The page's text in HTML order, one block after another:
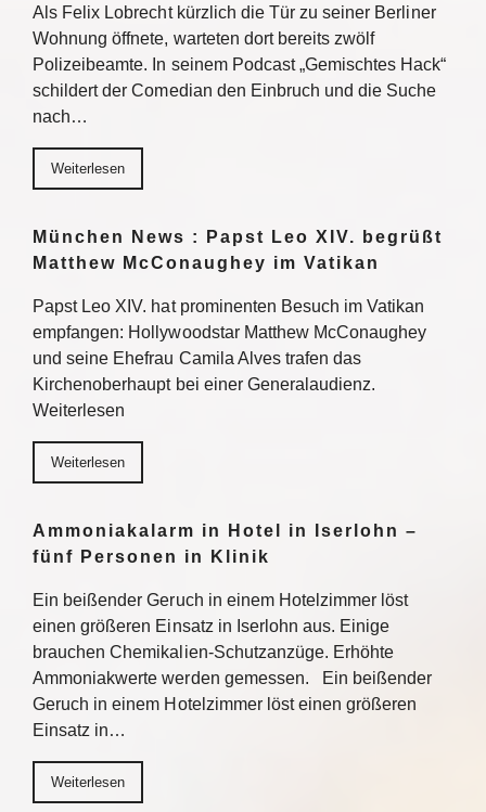
Als Felix Lobrecht kürzlich die Tür zu seiner Berliner
Wohnung öffnete, warteten dort bereits zwölf
Polizeibeamte. In seinem Podcast „Gemischtes Hack“
schildert der Comedian den Einbruch und die Suche
nach…
Weiterlesen
München News : Papst Leo XIV. begrüßt
Matthew McConaughey im Vatikan
Papst Leo XIV. hat prominenten Besuch im Vatikan
empfangen: Hollywoodstar Matthew McConaughey
und seine Ehefrau Camila Alves trafen das
Kirchenoberhaupt bei einer Generalaudienz.
Weiterlesen
Weiterlesen
Ammoniakalarm in Hotel in Iserlohn –
fünf Personen in Klinik
Ein beißender Geruch in einem Hotelzimmer löst
einen größeren Einsatz in Iserlohn aus. Einige
brauchen Chemikalien-Schutzanzüge. Erhöhte
Ammoniakwerte werden gemessen. Ein beißender
Geruch in einem Hotelzimmer löst einen größeren
Einsatz in…
Weiterlesen